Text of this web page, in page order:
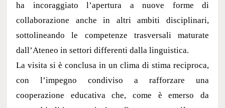
ha incoraggiato l’apertura a nuove forme di
collaborazione anche in altri ambiti disciplinari,
sottolineando le competenze trasversali maturate
dall’Ateneo in settori differenti dalla linguistica.
La visita si è conclusa in un clima di stima reciproca,
con l’impegno condiviso a rafforzare una
cooperazione educativa che, come è emerso da